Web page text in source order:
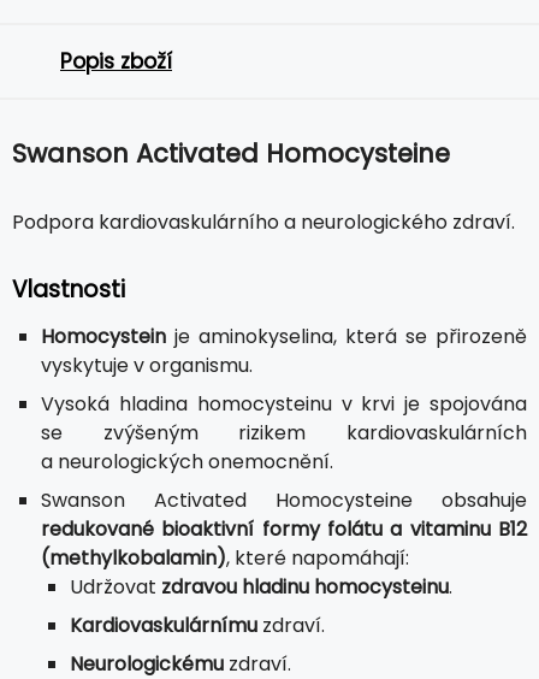
Popis zboží
Swanson Activated Homocysteine
Podpora kardiovaskulárního a neurologického zdraví.
Vlastnosti
Homocystein je aminokyselina, která se přirozeně
vyskytuje v organismu.
Vysoká hladina homocysteinu v krvi je spojována
se zvýšeným rizikem kardiovaskulárních
a neurologických onemocnění.
Swanson Activated Homocysteine obsahuje
redukované bioaktivní formy folátu a vitaminu B12
(methylkobalamin), které napomáhají:
Udržovat zdravou hladinu homocysteinu.
Kardiovaskulárnímu zdraví.
Neurologickému zdraví.